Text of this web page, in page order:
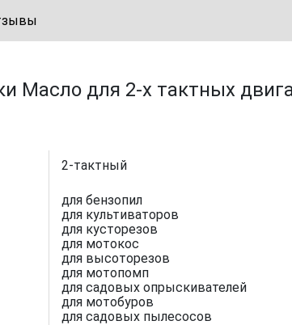
Масло для 2-х тактных
2-тактный
для бензопил
для культиваторов
для кусторезов
для мотокос
для высоторезов
для мотопомп
для садовых опрыскивателей
для мотобуров
для садовых пылесосов